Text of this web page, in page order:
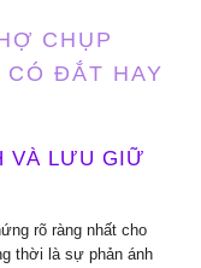
CHỤP
ĐẮT HAY
VÀ LƯU GIỮ
rõ ràng nhất cho
thời là sự phản ánh